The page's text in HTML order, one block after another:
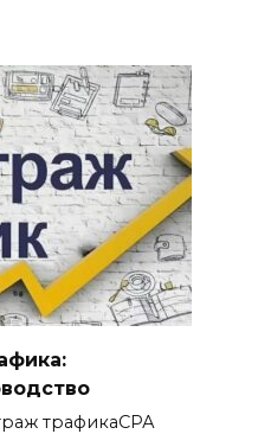
трафикаСРА